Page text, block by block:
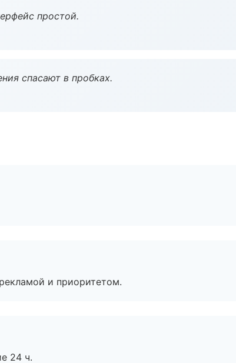
простой.
спасают в пробках.
и приоритетом.
24 ч.